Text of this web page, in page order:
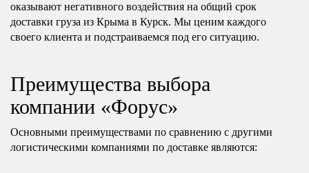
оказывают негативного воздействия на общий срок
доставки груза из Крыма в Курск. Мы ценим каждого
своего клиента и подстраиваемся под его ситуацию.
Преимущества выбора
компании «Форус»
Основными преимуществами по сравнению с другими
логистическими компаниями по доставке являются: